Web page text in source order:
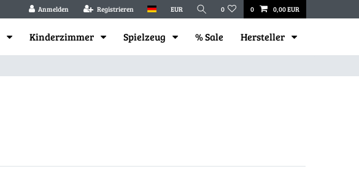
Anmelden Registrieren EUR 0 0 0,00 EUR
Kinderzimmer Spielzeug % Sale Hersteller